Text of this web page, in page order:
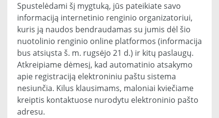
Spustelėdami šį mygtuką, jūs pateikiate savo
informaciją internetinio renginio organizatoriui,
kuris ją naudos bendraudamas su jumis dėl šio
nuotolinio renginio online platformos (informacija
bus atsiųsta š. m. rugsėjo 21 d.) ir kitų paslaugų.
Atkreipiame dėmesį, kad automatinio atsakymo
apie registraciją elektroniniu paštu sistema
nesiunčia. Kilus klausimams, maloniai kviečiame
kreiptis kontaktuose nurodytu elektroninio pašto
adresu.